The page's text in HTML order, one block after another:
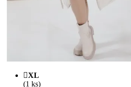
XL
(1 ks)